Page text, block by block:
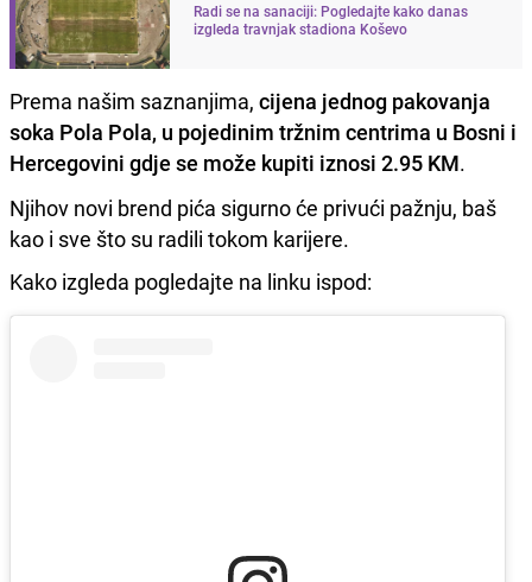
Radi se na sanaciji: Pogledajte kako danas
izgleda travnjak stadiona Koševo
Prema našim saznanjima, cijena jednog pakovanja
soka Pola Pola, u pojedinim tržnim centrima u Bosni i
Hercegovini gdje se može kupiti iznosi 2.95 KM.
Njihov novi brend pića sigurno će privući pažnju, baš
kao i sve što su radili tokom karijere.
Kako izgleda pogledajte na linku ispod: